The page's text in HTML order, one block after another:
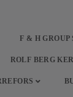
F & H
ROLF BERG